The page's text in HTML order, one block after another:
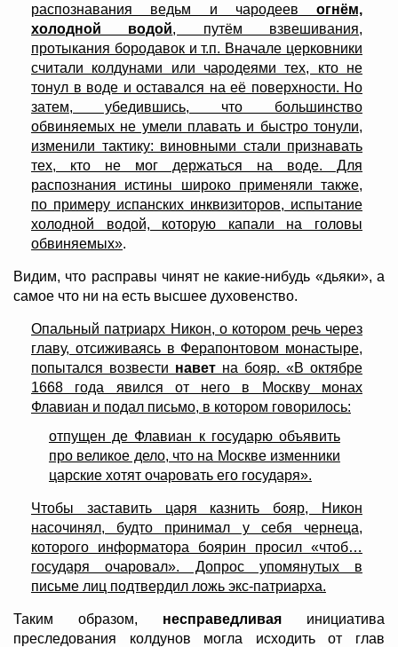
распознавания ведьм и чародеев огнём,
холодной водой, путём взвешивания,
протыкания бородавок и т.п. Вначале церковники
считали колдунами или чародеями тех, кто не
тонул в воде и оставался на её поверхности. Но
затем, убедившись, что большинство
обвиняемых не умели плавать и быстро тонули,
изменили тактику: виновными стали признавать
тех, кто не мог держаться на воде. Для
распознания истины широко применяли также,
по примеру испанских инквизиторов, испытание
холодной водой, которую капали на головы
обвиняемых».
Видим, что расправы чинят не какие-нибудь «дьяки», а
самое что ни на есть высшее духовенство.
Опальный патриарх Никон, о котором речь через
главу, отсиживаясь в Ферапонтовом монастыре,
попытался возвести навет на бояр. «В октябре
1668 года явился от него в Москву монах
Флавиан и подал письмо, в котором говорилось:
отпущен де Флавиан к государю объявить
про великое дело, что на Москве изменники
царские хотят очаровать его государя».
Чтобы заставить царя казнить бояр, Никон
насочинял, будто принимал у себя чернеца,
которого информатора боярин просил «чтоб…
государя очаровал». Допрос упомянутых в
письме лиц подтвердил ложь экс-патриарха.
Таким образом, несправедливая инициатива
преследования колдунов могла исходить от глав